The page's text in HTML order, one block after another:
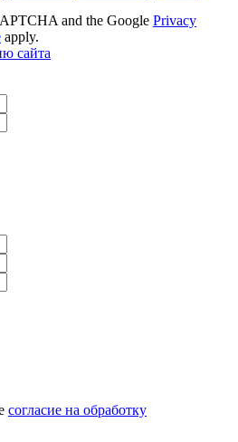
and the Google Privacy
apply.
сайта
согласие на обработку